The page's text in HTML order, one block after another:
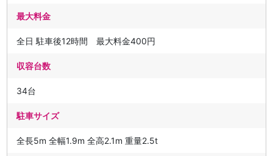
最大料金
全日 駐車後12時間 最大料金400円
収容台数
34台
駐車サイズ
全長5m 全幅1.9m 全高2.1m 重量2.5t